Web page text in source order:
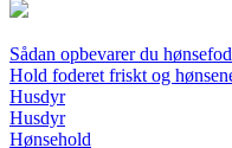
Sådan opbevarer du
Hold foderet friskt og
Husdyr
Husdyr
Hønsehold